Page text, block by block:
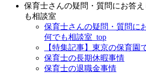
保育士さんの疑問・質問にお答
も相談室
保育士さんの疑問・質問に
何でも相談室_top
【特集記事】東京の保育園
保育士の長期休暇事情
保育士の退職金事情